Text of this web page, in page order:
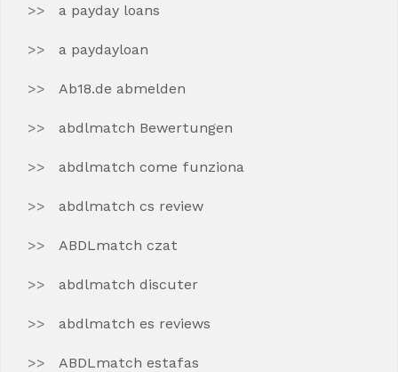
a payday loans
a paydayloan
Ab18.de abmelden
abdlmatch Bewertungen
abdlmatch come funziona
abdlmatch cs review
ABDLmatch czat
abdlmatch discuter
abdlmatch es reviews
ABDLmatch estafas